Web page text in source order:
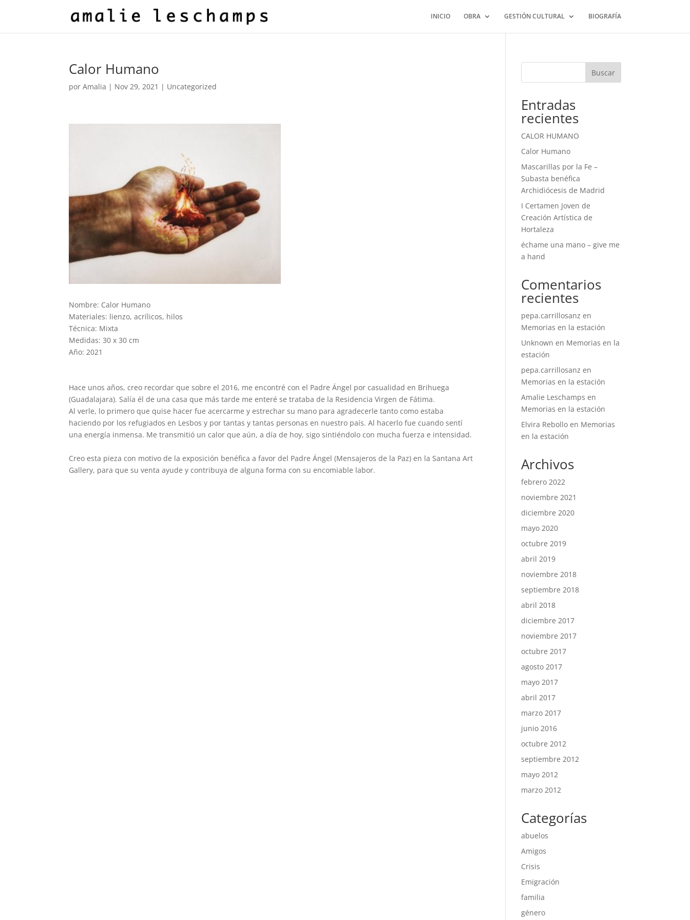
INICIO OBRA GESTIÓN CULTURAL BIOGRAFÍA
Calor Humano
porAmalia | Nov 29, 2021 | Uncategorized
Nombre: Calor Humano
Materiales: lienzo, acrílicos, hilos
Técnica: Mixta
Medidas: 30 x 30 cm
Año: 2021
Hace unos años, creo recordar que sobre el 2016, me encontré con el Padre Ángel por casualidad en Brihuega
(Guadalajara). Salía él de una casa que más tarde me enteré se trataba de la Residencia Virgen de Fátima.
Al verle, lo primero que quise hacer fue acercarme y estrechar su mano para agradecerle tanto como estaba
haciendo por los refugiados en Lesbos y por tantas y tantas personas en nuestro país. Al hacerlo fue cuando sentí
una energía inmensa. Me transmitió un calor que aún, a día de hoy, sigo sintiéndolo con mucha fuerza e intensidad.
Creo esta pieza con motivo de la exposición benéfica a favor del Padre Ángel (Mensajeros de la Paz) en la Santana Art
Gallery, para que su venta ayude y contribuya de alguna forma con su encomiable labor.
Buscar
Entradas
recientes
CALOR HUMANO
Calor Humano
Mascarillas por la Fe –
Subasta benéfica
Archidiócesis de Madrid
I Certamen Joven de
Creación Artística de
Hortaleza
échame una mano – give me
a hand
Comentarios
recientes
pepa.carrillosanz en
Memorias en la estación
Unknown en Memorias en la
estación
pepa.carrillosanz en
Memorias en la estación
Amalie Leschamps en
Memorias en la estación
Elvira Rebollo en Memorias
en la estación
Archivos
febrero 2022
noviembre 2021
diciembre 2020
mayo 2020
octubre 2019
abril 2019
noviembre 2018
septiembre 2018
abril 2018
diciembre 2017
noviembre 2017
octubre 2017
agosto 2017
mayo 2017
abril 2017
marzo 2017
junio 2016
octubre 2012
septiembre 2012
mayo 2012
marzo 2012
Categorías
abuelos
Amigos
Crisis
Emigración
familia
género